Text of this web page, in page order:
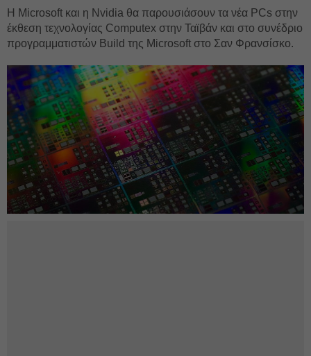
Η Microsoft και η Nvidia θα παρουσιάσουν τα νέα PCs στην
έκθεση τεχνολογίας Computex στην Ταϊβάν και στο συνέδριο
προγραμματιστών Build της Microsoft στο Σαν Φρανσίσκο.